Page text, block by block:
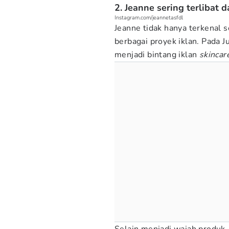
2. Jeanne sering terlibat
Instagram.com/jeannetasfdl
Jeanne tidak hanya terkenal
berbagai proyek iklan. Pada
menjadi bintang iklan